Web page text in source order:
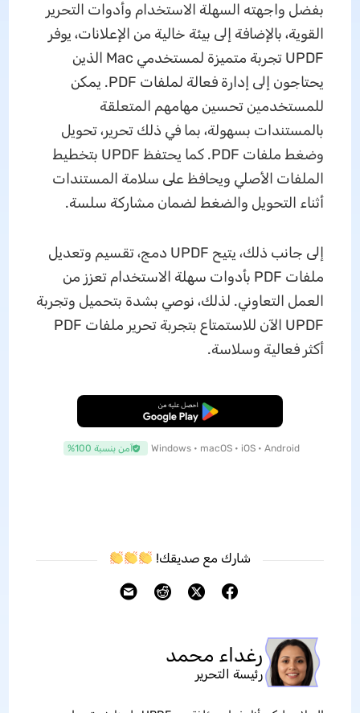
بفضل واجهته السهلة الاستخدام وأدوات التحرير
القوية، بالإضافة إلى بيئة خالية من الإعلانات، يوفر
UPDF تجربة متميزة لمستخدمي Mac الذين
يحتاجون إلى إدارة فعالة لملفات PDF. يمكن
للمستخدمين تحسين مهامهم المتعلقة
بالمستندات بسهولة، بما في ذلك تحرير، تحويل
وضغط ملفات PDF. كما يحتفظ UPDF بتخطيط
الملفات الأصلي ويحافظ على سلامة المستندات
أثناء التحويل والضغط لضمان مشاركة سلسة.
إلى جانب ذلك، يتيح UPDF دمج، تقسيم وتعديل
ملفات PDF بأدوات سهلة الاستخدام تعزز من
العمل التعاوني. لذلك، نوصي بشدة بتحميل وتجربة
UPDF الآن للاستمتاع بتجربة تحرير ملفات PDF
أكثر فعالية وسلاسة.
تنزيل مجاني
Windows • macOS • iOS • Android آمن بنسبة 100%
شارك مع صديقك!
رغداء محمد
رئيسة التحرير